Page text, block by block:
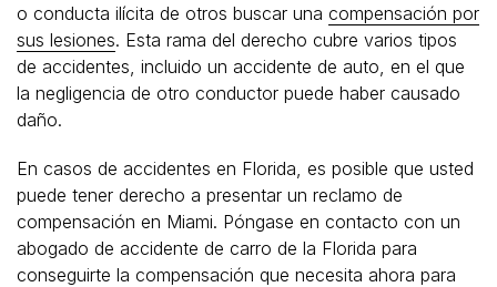
o conducta ilícita de otros buscar una compensación por
sus lesiones. Esta rama del derecho cubre varios tipos
de accidentes, incluido un accidente de auto, en el que
la negligencia de otro conductor puede haber causado
daño.
En casos de accidentes en Florida, es posible que usted
puede tener derecho a presentar un reclamo de
compensación en Miami. Póngase en contacto con un
abogado de accidente de carro de la Florida para
conseguirte la compensación que necesita ahora para